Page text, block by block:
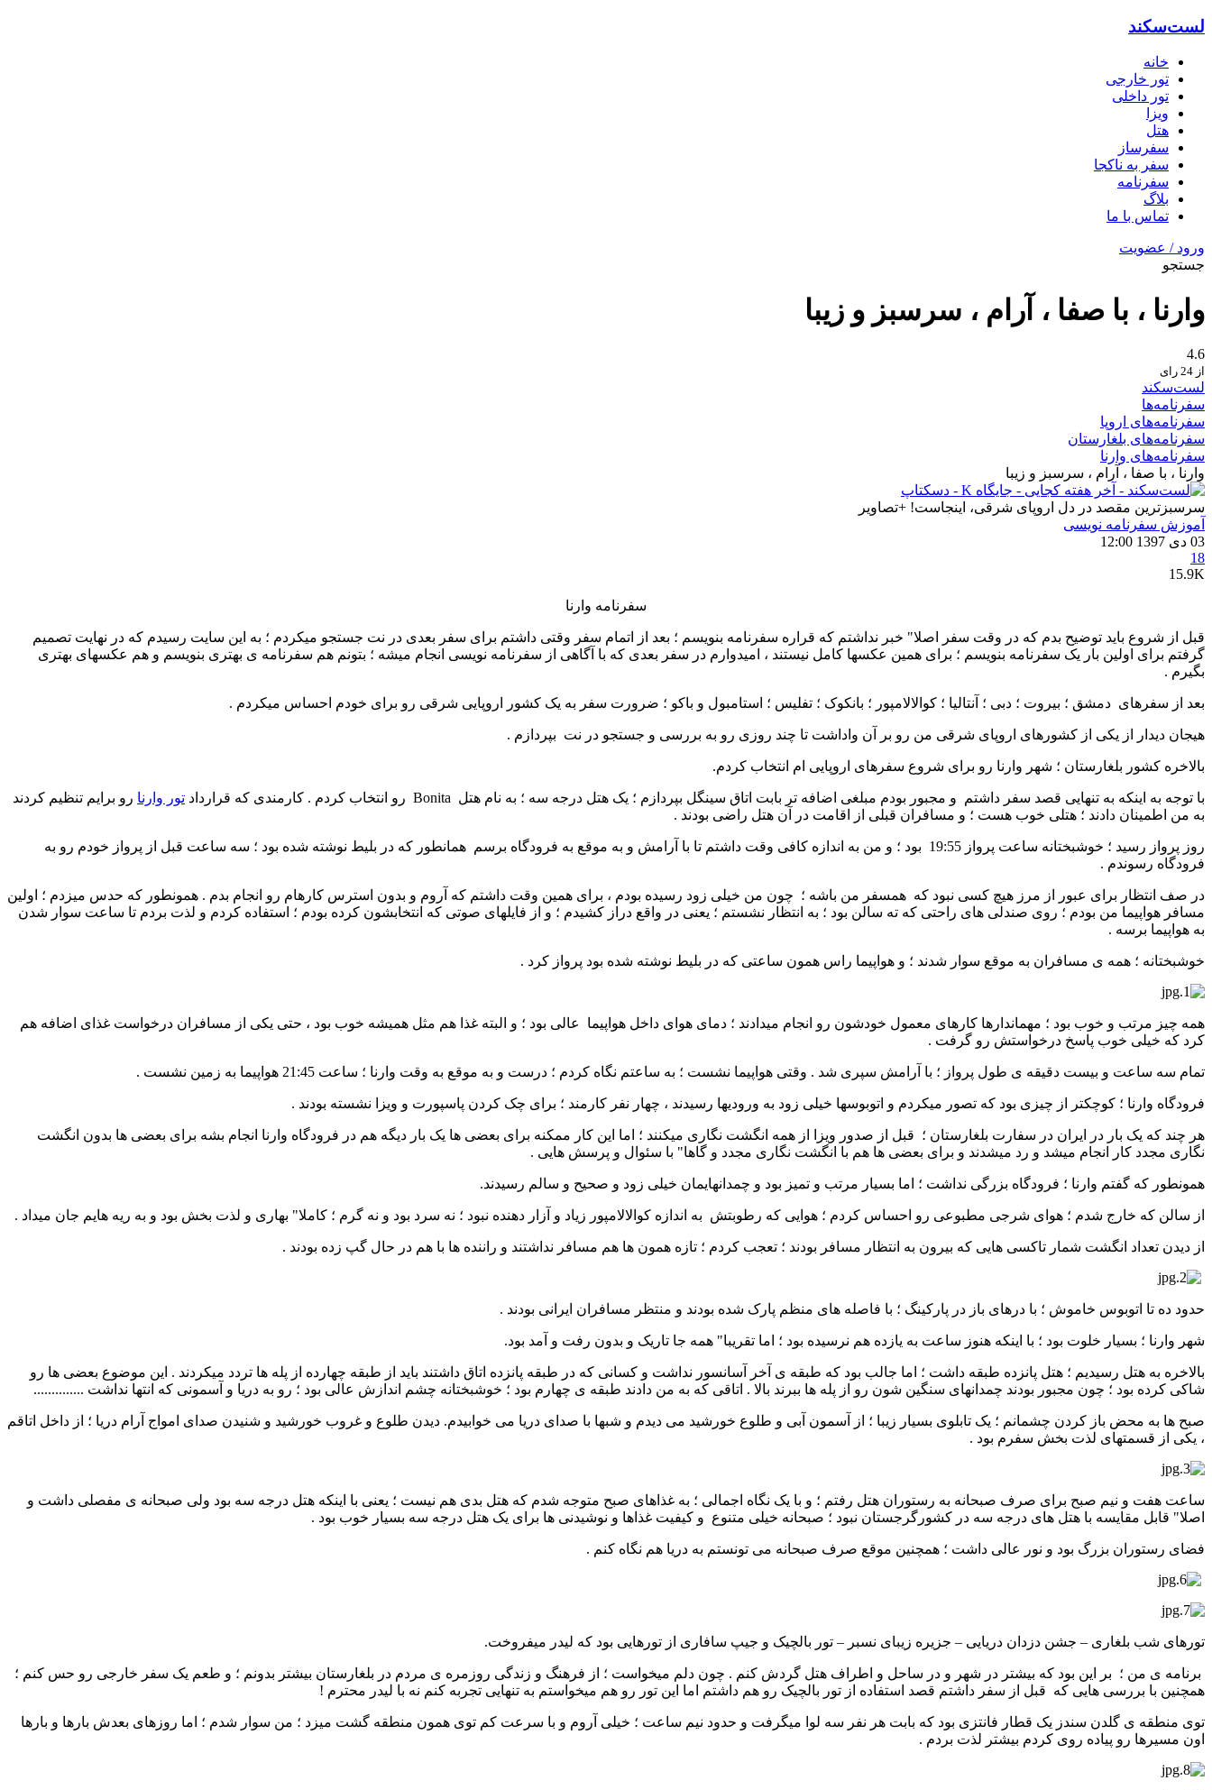
لست‌سکند
خانه
تور خارجی
تور داخلی
ویزا
هتل‌
سفرساز
سفر به ناکجا
سفرنامه
بلاگ
تماس با ما
ورود / عضویت
جستجو
وارنا ، با صفا ، آرام ، سرسبز و زیبا
4.6
از 24 رای
لست‌سکند
سفرنامه‌ها
سفرنامه‌های اروپا
سفرنامه‌های بلغارستان
سفرنامه‌های وارنا
وارنا ، با صفا ، آرام ، سرسبز و زیبا
سرسبزترین مقصد در دل اروپای شرقی، اینجاست! +تصاویر
آموزش سفرنامه‌ نویسی
03 دی 1397 12:00
18
15.9K
سفرنامه وارنا
قبل از شروع باید توضیح بدم که در وقت سفر اصلا" خبر نداشتم که قراره سفرنامه بنویسم ؛ بعد از اتمام سفر وقتی داشتم برای سفر بعدی در نت جستجو میکردم ؛ به این سایت رسیدم که در نهایت تصمیم
گرفتم برای اولین بار یک سفرنامه بنویسم ؛ برای همین عکسها کامل نیستند ، امیدوارم در سفر بعدی که با آگاهی از سفرنامه نویسی انجام میشه ؛ بتونم هم سفرنامه ی بهتری بنویسم و هم عکسهای بهتری
بگیرم .
بعد از سفرهای دمشق ؛ بیروت ؛ دبی ؛ آنتالیا ؛ کوالالامپور ؛ بانکوک ؛ تفلیس ؛ استامبول و باکو ؛ ضرورت سفر به یک کشور اروپایی شرقی رو برای خودم احساس میکردم .
هیجان دیدار از یکی از کشورهای اروپای شرقی من رو بر آن واداشت تا چند روزی رو به بررسی و جستجو در نت بپردازم .
بالاخره کشور بلغارستان ؛ شهر وارنا رو برای شروع سفرهای اروپایی ام انتخاب کردم.
با توجه به اینکه به تنهایی قصد سفر داشتم و مجبور بودم مبلغی اضافه تر بابت اتاق سینگل بپردازم ؛ یک هتل درجه سه ؛ به نام هتل Bonita رو انتخاب کردم . کارمندی که قرارداد تور وارنا رو برایم تنظیم کردند
به من اطمینان دادند ؛ هتلی خوب هست ؛ و مسافران قبلی از اقامت در آن هتل راضی بودند .
روز پرواز رسید ؛ خوشبختانه ساعت پرواز 19:55 بود ؛ و من به اندازه کافی وقت داشتم تا با آرامش و به موقع به فرودگاه برسم همانطور که در بلیط نوشته شده بود ؛ سه ساعت قبل از پرواز خودم رو به
فرودگاه رسوندم .
در صف انتظار برای عبور از مرز هیچ کسی نبود که همسفر من باشه ؛ چون من خیلی زود رسیده بودم ، برای همین وقت داشتم که آروم و بدون استرس کارهام رو انجام بدم . همونطور که حدس میزدم ؛ اولین
مسافر هواپیما من بودم ؛ روی صندلی های راحتی که ته سالن بود ؛ به انتظار نشستم ؛ یعنی در واقع دراز کشیدم ؛ و از فایلهای صوتی که انتخابشون کرده بودم ؛ استفاده کردم و لذت بردم تا ساعت سوار شدن
به هواپیما برسه .
خوشبختانه ؛ همه ی مسافران به موقع سوار شدند ؛ و هواپیما راس همون ساعتی که در بلیط نوشته شده بود پرواز کرد .
همه چیز مرتب و خوب بود ؛ مهماندارها کارهای معمول خودشون رو انجام میدادند ؛ دمای هوای داخل هواپیما عالی بود ؛ و البته غذا هم مثل همیشه خوب بود ، حتی یکی از مسافران درخواست غذای اضافه هم
کرد که خیلی خوب پاسخ درخواستش رو گرفت .
تمام سه ساعت و بیست دقیقه ی طول پرواز ؛ با آرامش سپری شد . وقتی هواپیما نشست ؛ به ساعتم نگاه کردم ؛ درست و به موقع به وقت وارنا ؛ ساعت 21:45 هواپیما به زمین نشست .
فرودگاه وارنا ؛ کوچکتر از چیزی بود که تصور میکردم و اتوبوسها خیلی زود به ورودیها رسیدند ، چهار نفر کارمند ؛ برای چک کردن پاسپورت و ویزا نشسته بودند .
هر چند که یک بار در ایران در سفارت بلغارستان ؛ قبل از صدور ویزا از همه انگشت نگاری میکنند ؛ اما این کار ممکنه برای بعضی ها یک بار دیگه هم در فرودگاه وارنا انجام بشه برای بعضی ها بدون انگشت
نگاری مجدد کار انجام میشد و رد میشدند و برای بعضی ها هم با انگشت نگاری مجدد و گاها" با سئوال و پرسش هایی .
همونطور که گفتم وارنا ؛ فرودگاه بزرگی نداشت ؛ اما بسیار مرتب و تمیز بود و چمدانهایمان خیلی زود و صحیح و سالم رسیدند.
از سالن که خارج شدم ؛ هوای شرجی مطبوعی رو احساس کردم ؛ هوایی که رطوبتش به اندازه کوالالامپور زیاد و آزار دهنده نبود ؛ نه سرد بود و نه گرم ؛ کاملا" بهاری و لذت بخش بود و به ریه هایم جان میداد .
از دیدن تعداد انگشت شمار تاکسی هایی که بیرون به انتظار مسافر بودند ؛ تعجب کردم ؛ تازه همون ها هم مسافر نداشتند و راننده ها با هم در حال گپ زده بودند .
حدود ده تا اتوبوس خاموش ؛ با درهای باز در پارکینگ ؛ با فاصله های منظم پارک شده بودند و منتظر مسافران ایرانی بودند .
شهر وارنا ؛ بسیار خلوت بود ؛ با اینکه هنوز ساعت به یازده هم نرسیده بود ؛ اما تقریبا" همه جا تاریک و بدون رفت و آمد بود.
بالاخره به هتل رسیدیم ؛ هتل پانزده طبقه داشت ؛ اما جالب بود که طبقه ی آخر آسانسور نداشت و کسانی که در طبقه پانزده اتاق داشتند باید از طبقه چهارده از پله ها تردد میکردند . این موضوع بعضی ها رو
شاکی کرده بود ؛ چون مجبور بودند چمدانهای سنگین شون رو از پله ها ببرند بالا . اتاقی که به من دادند طبقه ی چهارم بود ؛ خوشبختانه چشم اندازش عالی بود ؛ رو به دریا و آسمونی که انتها نداشت ..............
صبح ها به محض باز کردن چشمانم ؛ یک تابلوی بسیار زیبا ؛ از آسمون آبی و طلوع خورشید می دیدم و شبها با صدای دریا می خوابیدم. دیدن طلوع و غروب خورشید و شنیدن صدای امواج آرام دریا ؛ از داخل اتاقم
، یکی از قسمتهای لذت بخش سفرم بود .
ساعت هفت و نیم صبح برای صرف صبحانه به رستوران هتل رفتم ؛ و با یک نگاه اجمالی ؛ به غذاهای صبح متوجه شدم که هتل بدی هم نیست ؛ یعنی با اینکه هتل درجه سه بود ولی صبحانه ی مفصلی داشت و
اصلا" قابل مقایسه با هتل های درجه سه در کشورگرجستان نبود ؛ صبحانه خیلی متنوع و کیفیت غذاها و نوشیدنی ها برای یک هتل درجه سه بسیار خوب بود .
فضای رستوران بزرگ بود و نور عالی داشت ؛ همچنین موقع صرف صبحانه می تونستم به دریا هم نگاه کنم .
تورهای شب بلغاری – جشن دزدان دریایی – جزیره زیبای نسبر – تور بالچیک و جیپ سافاری از تورهایی بود که لیدر میفروخت.
برنامه ی من ؛ بر این بود که بیشتر در شهر و در ساحل و اطراف هتل گردش کنم . چون دلم میخواست ؛ از فرهنگ و زندگی روزمره ی مردم در بلغارستان بیشتر بدونم ؛ و طعم یک سفر خارجی رو حس کنم ؛
همچنین با بررسی هایی که قبل از سفر داشتم قصد استفاده از تور بالچیک رو هم داشتم اما این تور رو هم میخواستم به تنهایی تجربه کنم نه با لیدر محترم !
توی منطقه ی گلدن سندز یک قطار فانتزی بود که بابت هر نفر سه لوا میگرفت و حدود نیم ساعت ؛ خیلی آروم و با سرعت کم توی همون منطقه گشت میزد ؛ من سوار شدم ؛ اما روزهای بعدش بارها و بارها
اون مسیرها رو پیاده روی کردم بیشتر لذت بردم .